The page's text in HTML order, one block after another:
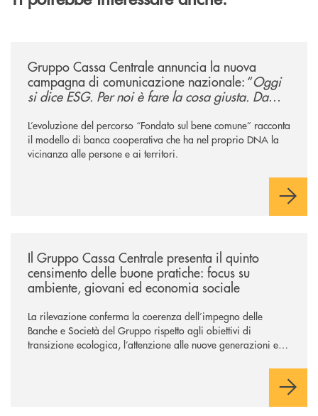
Gruppo Cassa Centrale annuncia la nuova
campagna di comunicazione nazionale: “Oggi
si dice ESG. Per noi è fare la cosa giusta. Da
L’evoluzione del percorso “Fondato sul bene comune” racconta
il modello di banca cooperativa che ha nel proprio DNA la
vicinanza alle persone e ai territori.
Il Gruppo Cassa Centrale presenta il quinto
censimento delle buone pratiche: focus su
ambiente, giovani ed economia sociale
La rilevazione conferma la coerenza dell’impegno delle
Banche e Società del Gruppo rispetto agli obiettivi di
transizione ecologica, l’attenzione alle nuove generazioni e
attori chiave delle comunità locali. Installate 246 colonnine di